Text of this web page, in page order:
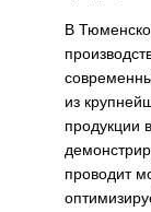
В
из
продукции
проводит